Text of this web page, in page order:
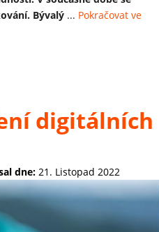
Bývalý ... Pokračovat ve
digitálních
dne: 21. Listopad 2022